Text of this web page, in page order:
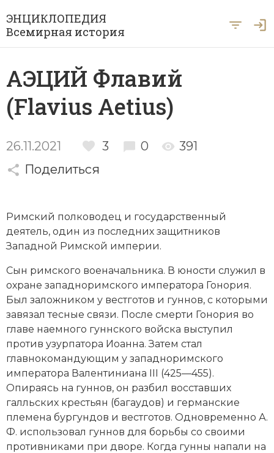
ЭНЦИКЛОПЕДИЯ
Всемирная история
Рубрики
Азия
Археология
Африка
Византия
Военная история
Генеалогия, геральдика
Государство и право
Европа
Империи
Историческая география и топонимика
История материальной и духовной культуры
История международных отношений
Периоды
Античность
История Древнего мира
История Средних веков
Новая история
Новейшая история
А Б В Г
У Ф Х Ц Ч Ш Щ Ы
Ю Я
АЭЦИЙ Флавий
(Flavius Aetius)
26.11.2021 3 0
391
Поделиться
Римский полководец и государственный
деятель, один из последних защитников
Западной Римской империи.
Сын римского военачальника. В юности служил в
охране западноримского императора Гонория.
Был заложником у вестготов и гуннов, с которыми
завязал тесные связи. После смерти Гонория во
главе наемного гуннского войска выступил
против узурпатора Иоанна. Затем стал
главнокомандующим у западноримского
императора Валентиниана III (425—455).
Опираясь на гуннов, он разбил восставших
галльских крестьян (багаудов) и герман­ские
племена бургундов и вестготов. Одновременно А.
Ф. использовал гуннов для борьбы со своими
противниками при дворе. Когда гунны напали на